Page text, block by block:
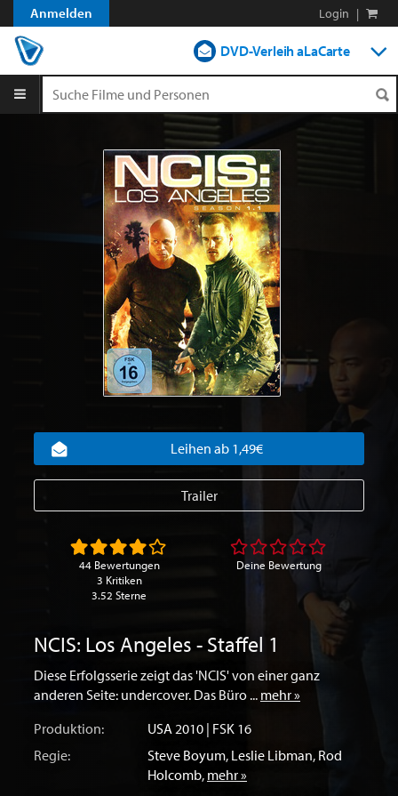
Anmelden Login |
DVD-Verleih aLaCarte
Shop
Blog
NCIS: Los Angeles - Staffel 1
Diese Erfolgsserie zeigt das 'NCIS' von einer ganz
anderen Seite: undercover. Das Büro ... mehr »
Produktion:
USA 2010 | FSK 16
Regie:
Steve Boyum, Leslie Libman, Rod
Holcomb, mehr »
Leihen ab 1,49€
Trailer
44 Bewertungen
3 Kritiken
3.52 Sterne
Deine Bewertung